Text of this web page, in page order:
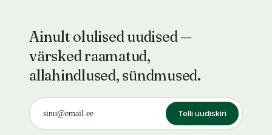
Ainult olulised uudised —
värsked raamatud,
allahindlused, sündmused.
Telli uudiskiri